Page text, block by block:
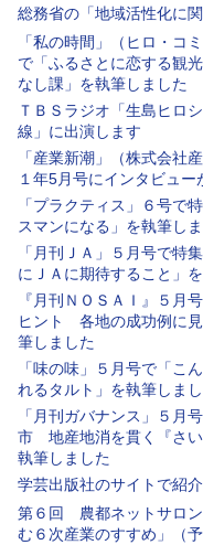
総務省の「地域活性化に
「私の時間」（ヒロ・コ
で「ふるさとに恋する観
なし課」を執筆しました
ＴＢＳラジオ「生島ヒロ
線」に出演します
「産業新潮」（株式会社
１年5月号にインタビュ
「プラクティス」６号で
スマンになる」を執筆し
「月刊ＪＡ」５月号で特
にＪＡに期待すること」
『月刊ＮＯＳＡＩ』５月
ヒント 各地の成功例に
筆しました
「味の味」５月号で「こ
れるタルト」を執筆しま
「月刊ガバナンス」５月
市 地産地消を貫く『さ
執筆しました
学芸出版社のサイトで紹
第６回 農都ネットサロ
む６次産業のすすめ」（